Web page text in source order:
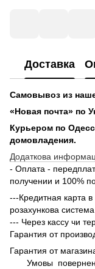
Доставка
Самовывоз из
«Новая почта» по
Курьером по
домовладения.
Додаткова
- Оплата -
получении и 100%
---Кредитная карта
розахункова система
--- Через кассу чи
Гарантия от
Гарантия от
Умовы